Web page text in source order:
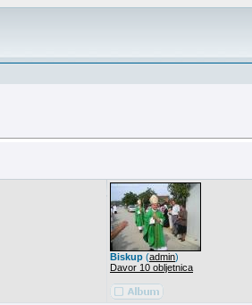
Biskup (admin)
Davor 10 obljetnica